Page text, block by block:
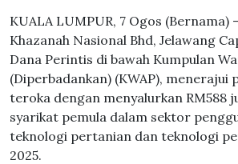
KUALA LUMPUR, 7 Ogos (Bernama)
Khazanah Nasional Bhd, Jelawang
Dana Perintis di bawah Kumpulan
(Diperbadankan) (KWAP), menerajui
teroka dengan menyalurkan RM588
syarikat pemula dalam sektor
teknologi pertanian dan teknologi
2025.